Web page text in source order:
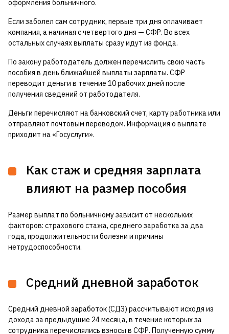
оформления больничного.
Если заболел сам сотрудник, первые три дня оплачивает
компания, а начиная с четвертого дня — СФР. Во всех
остальных случаях выплаты сразу идут из фонда.
По закону работодатель должен перечислить свою часть
пособия в день ближайшей выплаты зарплаты. СФР
переводит деньги в течение 10 рабочих дней после
получения сведений от работодателя.
Деньги перечисляют на банковский счет, карту работника или
отправляют почтовым переводом. Информация о выплате
приходит на «Госуслуги».
Как стаж и средняя зарплата
влияют на размер пособия
Размер выплат по больничному зависит от нескольких
факторов: страхового стажа, среднего заработка за два
года, продолжительности болезни и причины
нетрудоспособности.
Средний дневной заработок
Средний дневной заработок (СДЗ) рассчитывают исходя из
дохода за предыдущие 24 месяца, в течение которых за
сотрудника перечислялись взносы в СФР. Полученную сумму